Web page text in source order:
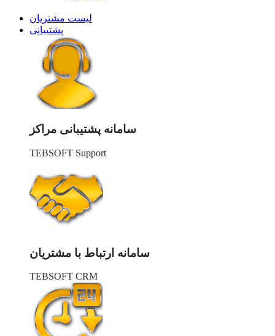
لیست مشتریان
پشتیبانی
سامانه پشتیبانی مراکز
TEBSOFT Support
سامانه ارتباط با مشتریان
TEBSOFT CRM